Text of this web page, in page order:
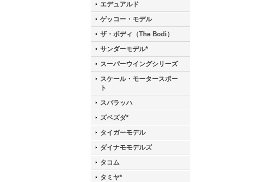
エデュアルド
ゲッコー・モデル
ザ・ボディ（The Bodi）
サンダーモデル*
スーパーウイングシリーズ
スケール・モータースポー
ト
スパラッハ
ズベズダ*
タイガーモデル
ダイナモモデルズ
タコム
タミヤ*